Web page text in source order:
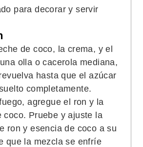
para decorar y servir
de coco, la crema, y el
olla o cacerola mediana,
hasta que el azúcar
completamente.
agregue el ron y la
coco. Pruebe y ajuste la
ron y esencia de coco a su
que la mezcla se enfríe